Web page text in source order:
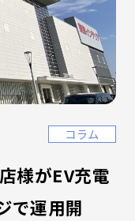
コラム
様がEV充電
で運用開